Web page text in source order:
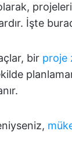
İşte
bir proje